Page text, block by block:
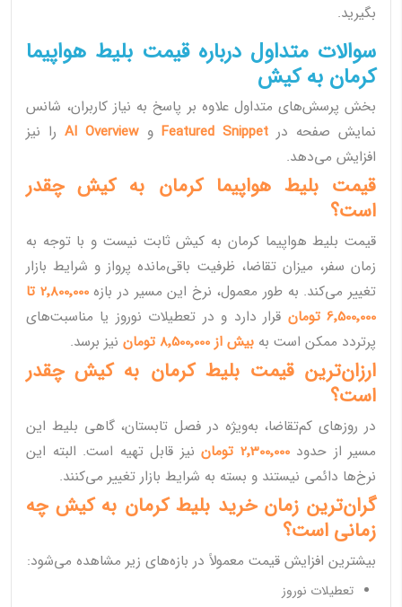
بگیرید.
سوالات متداول درباره قیمت بلیط هواپیما
کرمان به کیش
بخش پرسش‌های متداول علاوه بر پاسخ به نیاز کاربران، شانس
نمایش صفحه در Featured Snippet وAI Overview را نیز
افزایش می‌دهد.
قیمت بلیط هواپیما کرمان به کیش چقدر
است؟
قیمت بلیط هواپیما کرمان به کیش ثابت نیست و با توجه به
زمان سفر، میزان تقاضا، ظرفیت باقی‌مانده پرواز و شرایط بازار
تغییر می‌کند. به طور معمول، نرخ این مسیر در بازه
2٬800٬000 تا
6٬500٬000 تومان
قرار دارد و در تعطیلات نوروز یا مناسبت‌های
پرتردد ممکن است به بیش از 8٬500٬000 تومان نیز برسد.
ارزان‌ترین قیمت بلیط کرمان به کیش چقدر
است؟
در روزهای کم‌تقاضا، به‌ویژه در فصل تابستان، گاهی بلیط این
مسیر از حدود2٬300٬000 تومان
نیز قابل تهیه است. البته این
نرخ‌ها دائمی نیستند و بسته به شرایط بازار تغییر می‌کنند.
گران‌ترین زمان خرید بلیط کرمان به کیش چه
زمانی است؟
بیشترین افزایش قیمت معمولاً در بازه‌های زیر مشاهده می‌شود:
تعطیلات نوروز